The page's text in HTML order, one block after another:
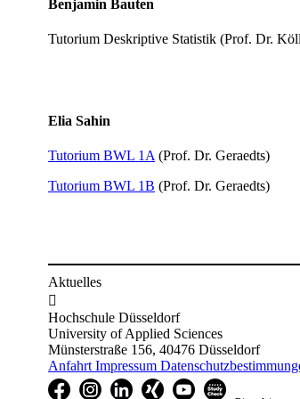
Benjamin Bauten
Tutorium Deskriptive Statistik (Prof. Dr.
Elia Sah​in
Tutorium B​​WL 1A (Prof. Dr. Geraedts)
Tutorium BWL 1B (Prof. Dr. Geraedts​)
Aktuelles

Hochschule Düsseldorf
University of Applied Sciences
Münsterstraße 156, 40476 Düsseldorf
Anfahrt Impressum